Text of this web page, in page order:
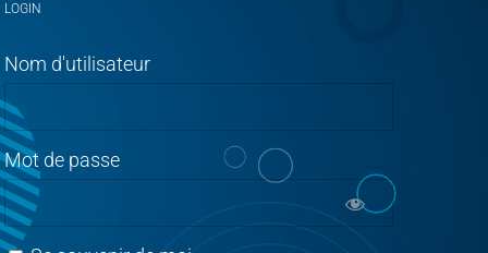
LOGIN
Nom d'utilisateur
Mot de passe